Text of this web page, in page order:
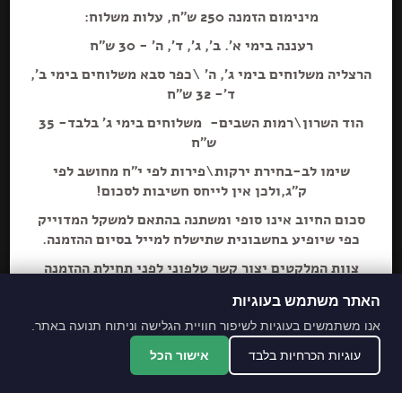
‏15.90 ₪
הוספה+
רבעיית סבון מוצק נקה 7 לח
מינימום הזמנה 250 ש"ח, עלות משלוח:
רעננה בימי א'. ב', ג', ד', ה' - 30 ש"ח
הרצליה משלוחים בימי ג', ה' \כפר סבא משלוחים בימי ב',
ד'- 32 ש"ח
הוד השרון\רמות השבים- משלוחים בימי ג' בלבד- 35
ש"ח
שימו לב-בחירת ירקות\פירות לפי י"ח מחושב לפי
ק"ג,ולכן אין לייחס חשיבות לסכום!
סכום החיוב אינו סופי ומשתנה בהתאם למשקל המדוייק
כפי שיופיע בחשבונית שתישלח למייל בסיום ההזמנה.
צוות המלקטים יצור קשר טלפוני לפני תחילת ההזמנה
מתחייבים לסחורה הכי
מובחרת!
*האתר והמקום עם נגישות מלאה לנכים.
האתר משתמש בעוגיות
אנו משתמשים בעוגיות לשיפור חוויית הגלישה וניתוח תנועה באתר.
עוגיות הכרחיות בלבד אישור הכל